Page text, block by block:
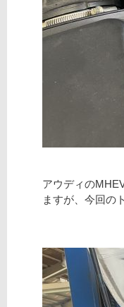
アウディの
ますが、今回の